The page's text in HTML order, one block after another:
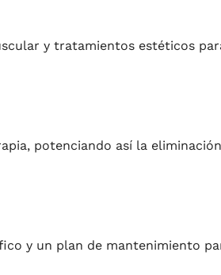
y tratamientos estéticos
potenciando así la
y un plan de mantenimiento